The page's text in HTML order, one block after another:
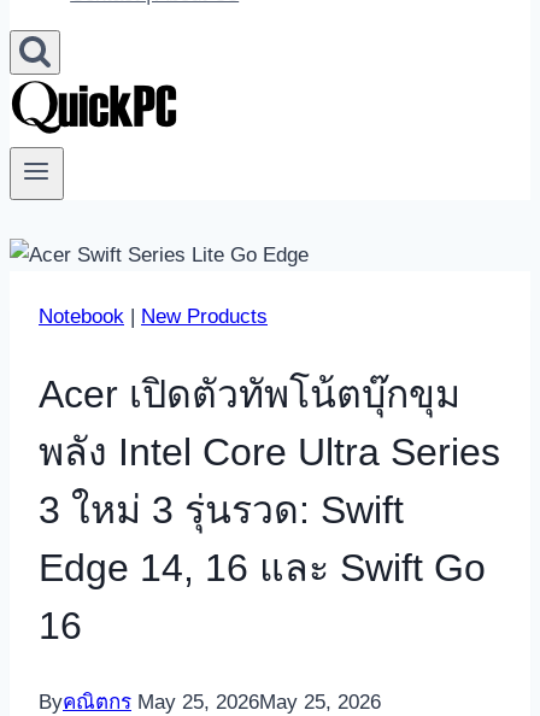
Notebook New Products
Acer เปิดตัวทัพโน้ตบุ๊กขุม
พลัง Intel Core Ultra Series
3 ใหม่ 3 รุ่นรวด: Swift
Edge 14, 16 และ Swift Go
16
Byคณิตกร May 25, 2026May 25, 2026